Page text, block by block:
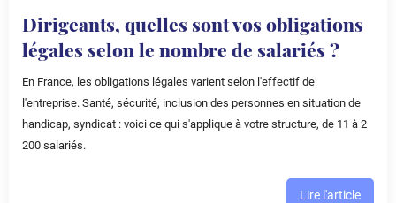
Dirigeants, quelles sont vos obligations
légales selon le nombre de salariés ?
En France, les obligations légales varient selon l'effectif de
l'entreprise. Santé, sécurité, inclusion des personnes en situation de
handicap, syndicat : voici ce qui s'applique à votre structure, de 11 à 2
200 salariés.
Lire l'article